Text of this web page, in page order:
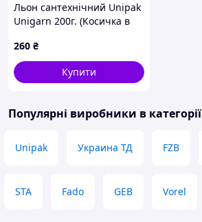
Льон сантехнічний Unipak
Unigarn 200г. (Косичка в
2269X7T35
260 ₴
Купити
Популярні виробники в категорії
Unipak Украина ТД FZB
STA Fado GEB Vorel